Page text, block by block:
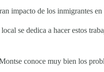
impacto de los inmigrantes
se dedica a hacer estos
conoce muy bien los